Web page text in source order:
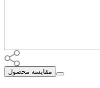
مقایسه محصول